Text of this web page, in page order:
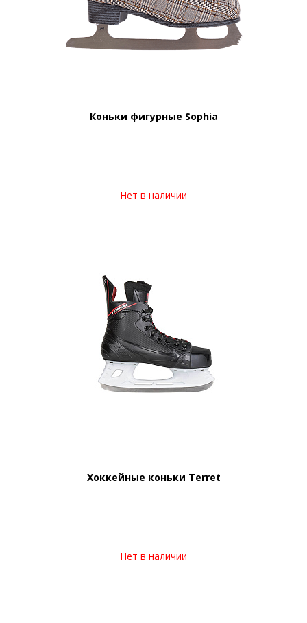
Коньки фигурные Sophia
Нет в наличии
Хоккейные коньки Terret
Нет в наличии